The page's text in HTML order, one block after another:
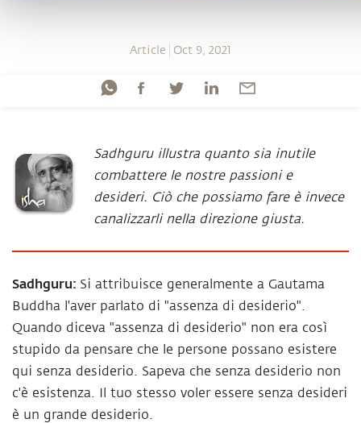
Article Oct 9, 2021
Sadhguru illustra quanto sia inutile
combattere le nostre passioni e
desideri. Ciò che possiamo fare è invece
canalizzarli nella direzione giusta.
Sadhguru: Si attribuisce generalmente a Gautama
Buddha l'aver parlato di "assenza di desiderio".
Quando diceva "assenza di desiderio" non era così
stupido da pensare che le persone possano esistere
qui senza desiderio. Sapeva che senza desiderio non
c'è esistenza. Il tuo stesso voler essere senza desideri
è un grande desiderio.